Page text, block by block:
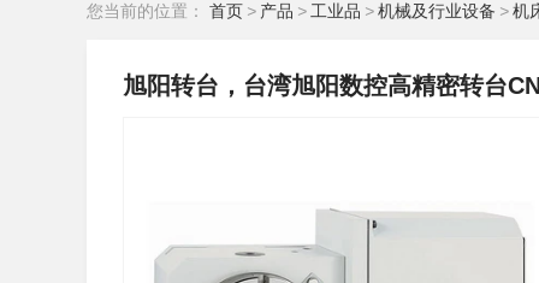
您当前的位置： 首页 > 产品 > 工业品 >机械及行业设备 >机
旭阳转台，台湾旭阳数控高精密转台